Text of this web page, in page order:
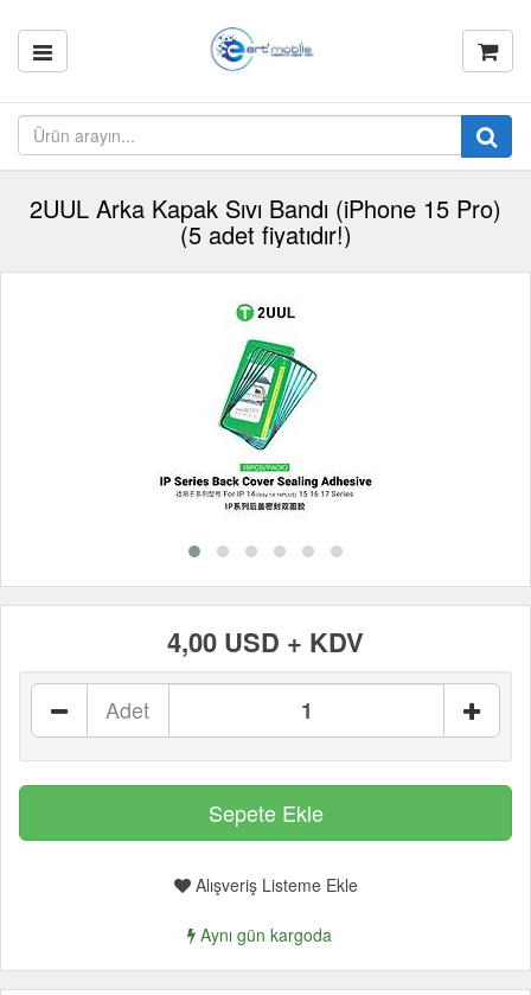
2UUL Arka Kapak Sıvı Bandı (iPhone 15 Pro)
(5 adet fiyatıdır!)
4,00 USD + KDV
Adet
Alışveriş Listeme Ekle
Aynı gün kargoda